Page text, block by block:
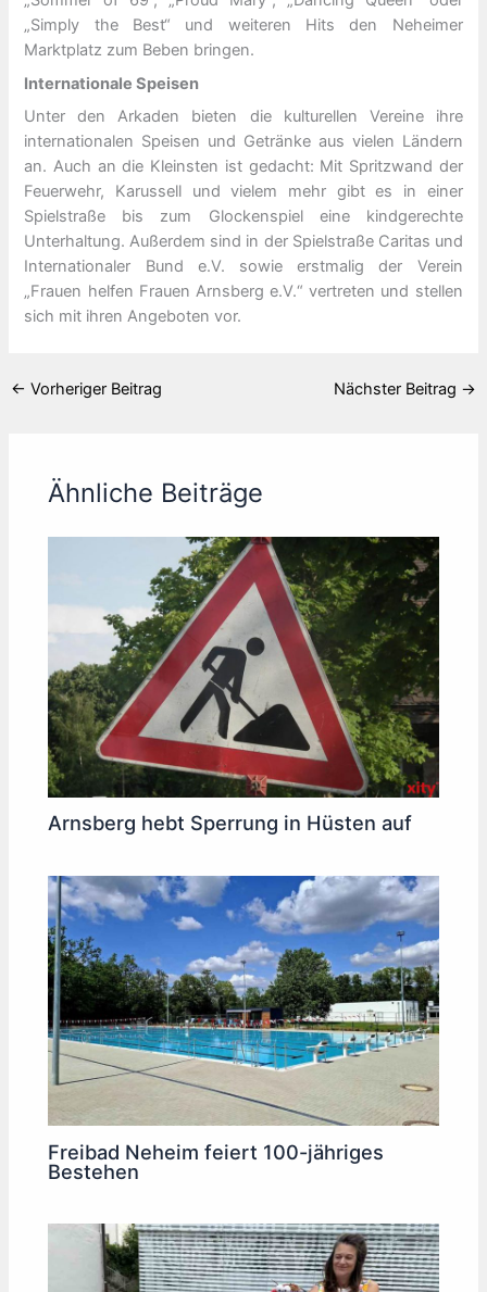
„Simply the Best“ und weiteren Hits den Neheimer
Marktplatz zum Beben bringen.
Internationale Speisen
Unter den Arkaden bieten die kulturellen Vereine ihre
internationalen Speisen und Getränke aus vielen Ländern
an. Auch an die Kleinsten ist gedacht: Mit Spritzwand der
Feuerwehr, Karussell und vielem mehr gibt es in einer
Spielstraße bis zum Glockenspiel eine kindgerechte
Unterhaltung. Außerdem sind in der Spielstraße Caritas und
Internationaler Bund e.V. sowie erstmalig der Verein
„Frauen helfen Frauen Arnsberg e.V.“ vertreten und stellen
sich mit ihren Angeboten vor.
← Vorheriger Beitrag Nächster Beitrag →
Ähnliche Beiträge
Arnsberg hebt Sperrung in Hüsten auf
Freibad Neheim feiert 100-jähriges
Bestehen